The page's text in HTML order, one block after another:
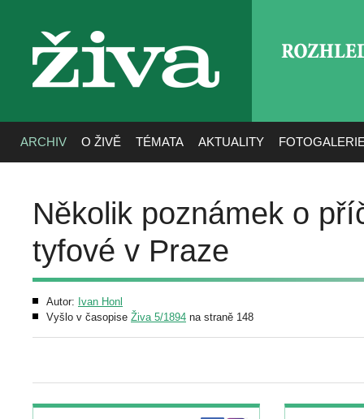
živa
ARCHIV O ŽIVĚ TÉMATA AKTUALITY
Několik poznámek o
tyfové v Praze
Autor: Ivan Honl
Vyšlo v časopise Živa 5/1894 na straně 148